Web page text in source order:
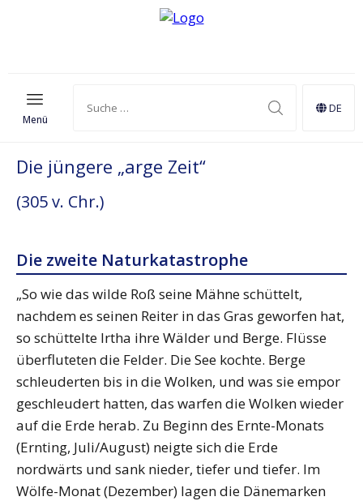
Menü
DE
Die jüngere „arge Zeit“
(305 v. Chr.)
Die zweite Naturkatastrophe
„So wie das wilde Roß seine Mähne schüttelt,
nachdem es seinen Reiter in das Gras geworfen hat,
so schüttelte Irtha ihre Wälder und Berge. Flüsse
überfluteten die Felder. Die See kochte. Berge
schleuderten bis in die Wolken, und was sie empor
geschleudert hatten, das warfen die Wolken wieder
auf die Erde herab. Zu Beginn des Ernte-Monats
(Ernting, Juli/August) neigte sich die Erde
nordwärts und sank nieder, tiefer und tiefer. Im
Wölfe-Monat (Dezember) lagen die Dänemarken